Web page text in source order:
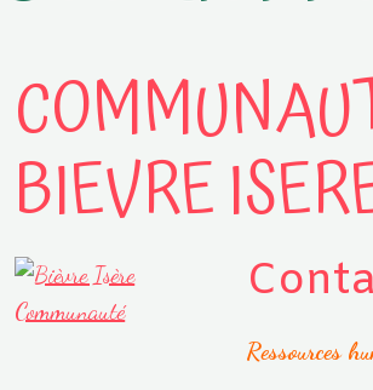
BIEVRE
Ressources